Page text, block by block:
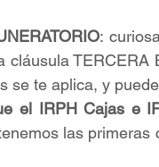
:
cláusula TERCERA
se te aplica, y
el IRPH Cajas e
las primeras